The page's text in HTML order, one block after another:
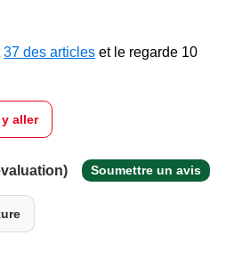
37 des articles et le regarde 10
aller
Soumettre un avis